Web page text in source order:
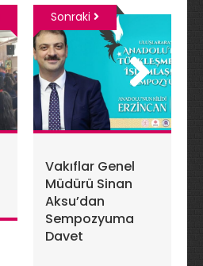
Vakıflar Genel
Müdürü Sinan
Aksu’dan
Sempozyuma
Davet
Sonraki